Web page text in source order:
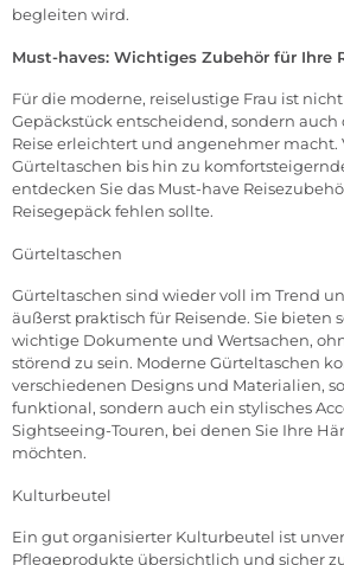
begleiten wird.
Must-haves: Wichtiges Zubehör für Ihre
Für die moderne, reiselustige Frau ist
Gepäckstück entscheidend, sondern auch
Reise erleichtert und angenehmer macht.
Gürteltaschen bis hin zu
entdecken Sie das Must-have
Reisegepäck fehlen sollte.
Gürteltaschen
Gürteltaschen sind wieder voll im Trend
äußerst praktisch für Reisende. Sie bieten
wichtige Dokumente und Wertsachen,
störend zu sein. Moderne Gürteltaschen
verschiedenen Designs und Materialien,
funktional, sondern auch ein stylisches
Sightseeing-Touren, bei denen Sie Ihre
möchten.
Kulturbeutel
Ein gut organisierter Kulturbeutel ist
Pflegeprodukte übersichtlich und sicher